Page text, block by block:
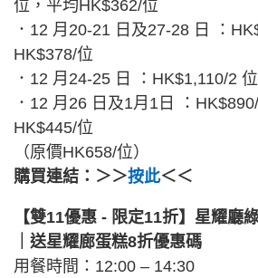
位，平均HK$362/位
．12 月20-21 日及27-28 日 ：
HK$378/位
．12 月24-25 日 ：HK$1,110/2
．12 月26 日及1月1日 ：
HK$445/位
（原價HK658/位）
購買連結：＞＞按此＜＜
【雙11優惠 - 限定11折】星耀廳
｜送星耀廊蛋糕8折優惠碼
用餐時間：12:00 – 14:30